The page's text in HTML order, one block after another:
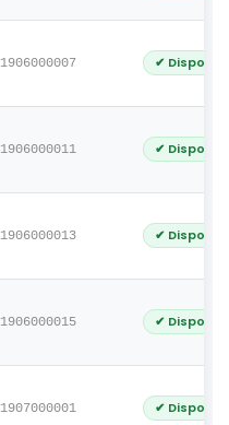
1906000007 ✔
1906000011 ✔
1906000013 ✔
1906000015 ✔
1907000001 ✔